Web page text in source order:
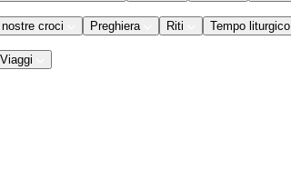
nostre croci Preghiera Riti Tempo liturgico
Viaggi